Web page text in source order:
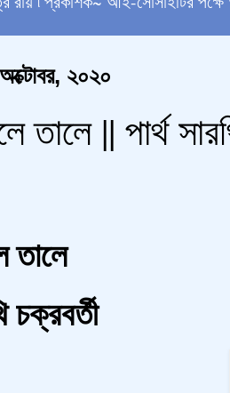
২০২০
তালে || পার্থ
তালে
চক্রবর্তী